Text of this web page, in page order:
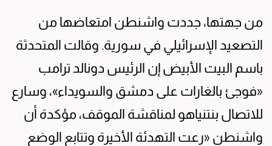
من جهتها، جددت واشنطن امتعاضها من
التصعيد الإسرائيلي في سورية. وقالت المتحدثة
باسم البيت الأبيض إن الرئيس دونالد ترامب
«فوجئ بالغارات على دمشق والسويداء»، وسارع
للاتصال بنتنياهو لمناقشة الموقف، مؤكدة أن
واشنطن «رعت التهدئة الأخيرة وتتابع الوضع